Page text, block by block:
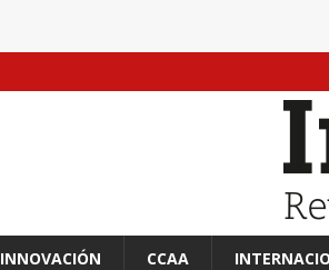
INNOVACIÓN CCAA